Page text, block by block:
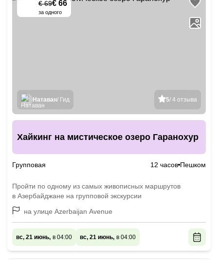
€ 69€ 66
за одного
5/ 4 отзыва
Натаван/ Гид
Хайкинг на мистическое озеро Гаранохур
Групповая 12 часов Пешком
Пройти по одному из самых живописных маршрутов
в Азербайджане на групповой экскурсии
на улице Azerbaijan Avenue
вс, 21 июнь, в 04:00 вс, 21 июнь, в 04:00